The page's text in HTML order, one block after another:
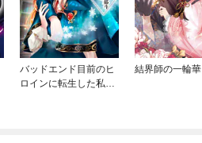
バッドエンド目前のヒ
ロインに転生した私、
結界師の一輪華